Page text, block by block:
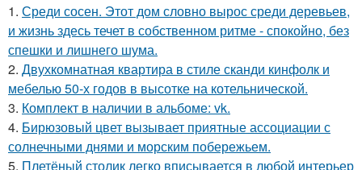
1. Среди сосен. Этот дом словно вырос среди деревьев,
и жизнь здесь течет в собственном ритме - спокойно, без
спешки и лишнего шума.
2. Двухкомнатная квартира в стиле сканди кинфолк и
мебелью 50-х годов в высотке на котельнической.
3. Комплект в наличии в альбоме: vk.
4. Бирюзовый цвет вызывает приятные ассоциации с
солнечными днями и морским побережьем.
5. Плетёный столик легко вписывается в любой интерьер